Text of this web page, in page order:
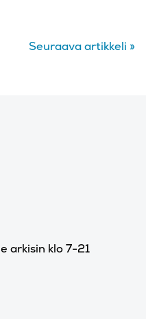
Seuraava artikkeli »
arkisin klo 7-21